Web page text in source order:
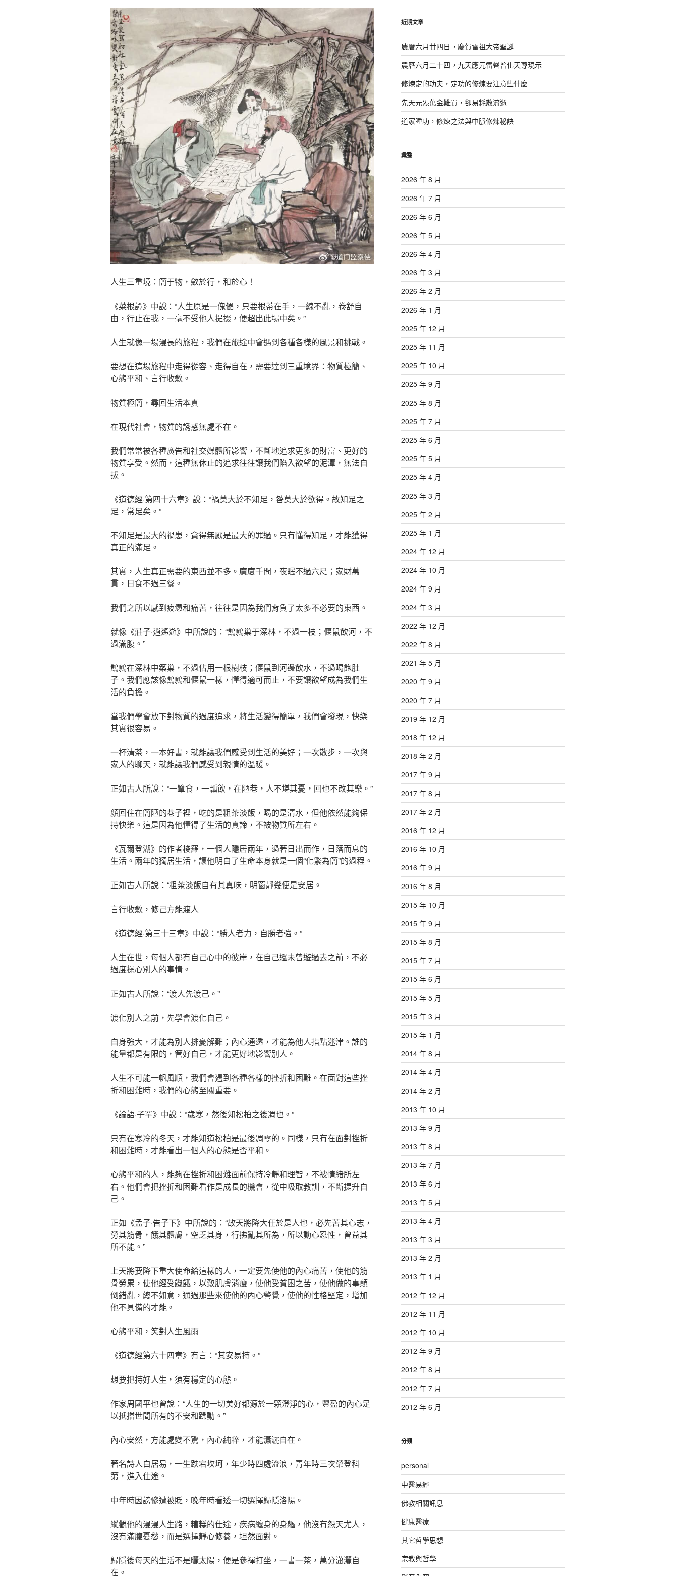
人生三重境：簡于物，斂於行，和於心！
《菜根譚》中說：“人生原是一傀儡，只要根蒂在手，一線不亂，卷舒自
由，行止在我，一毫不受他人提掇，便超出此場中矣。”
人生就像一場漫長的旅程，我們在旅途中會遇到各種各樣的風景和挑戰。
要想在這場旅程中走得從容、走得自在，需要達到三重境界：物質極簡、
心態平和、言行收斂。
物質極簡，尋回生活本真
在現代社會，物質的誘惑無處不在。
我們常常被各種廣告和社交媒體所影響，不斷地追求更多的財富、更好的
物質享受。然而，這種無休止的追求往往讓我們陷入欲望的泥潭，無法自
拔。
《道德經·第四十六章》說：“禍莫大於不知足，咎莫大於欲得。故知足之
足，常足矣。”
不知足是最大的禍患，貪得無厭是最大的罪過。只有懂得知足，才能獲得
真正的滿足。
其實，人生真正需要的東西並不多。廣廈千間，夜眠不過六尺；家財萬
貫，日食不過三餐。
我們之所以感到疲憊和痛苦，往往是因為我們背負了太多不必要的東西。
就像《莊子·逍遙遊》中所說的：“鷦鷯巢于深林，不過一枝；偃鼠飲河，不
過滿腹。”
鷦鷯在深林中築巢，不過佔用一根樹枝；偃鼠到河邊飲水，不過喝飽肚
子。我們應該像鷦鷯和偃鼠一樣，懂得適可而止，不要讓欲望成為我們生
活的負擔。
當我們學會放下對物質的過度追求，將生活變得簡單，我們會發現，快樂
其實很容易。
一杯清茶，一本好書，就能讓我們感受到生活的美好；一次散步，一次與
家人的聊天，就能讓我們感受到親情的溫暖。
正如古人所說：“一簞食，一瓢飲，在陋巷，人不堪其憂，回也不改其樂。”
顏回住在簡陋的巷子裡，吃的是粗茶淡飯，喝的是清水，但他依然能夠保
持快樂。這是因為他懂得了生活的真諦，不被物質所左右。
《瓦爾登湖》的作者梭羅，一個人隱居兩年，過著日出而作，日落而息的
生活。兩年的獨居生活，讓他明白了生命本身就是一個“化繁為簡”的過程。
正如古人所說：“粗茶淡飯自有其真味，明窗靜幾便是安居。
言行收斂，修己方能渡人
《道德經·第三十三章》中說：“勝人者力，自勝者強。”
人生在世，每個人都有自己心中的彼岸，在自己還未曾遊過去之前，不必
過度操心別人的事情。
正如古人所說：“渡人先渡己。”
渡化別人之前，先學會渡化自己。
自身強大，才能為別人排憂解難；內心通透，才能為他人指點迷津。誰的
能量都是有限的，管好自己，才能更好地影響別人。
人生不可能一帆風順，我們會遇到各種各樣的挫折和困難。在面對這些挫
折和困難時，我們的心態至關重要。
《論語·子罕》中說：“歲寒，然後知松柏之後凋也。”
只有在寒冷的冬天，才能知道松柏是最後凋零的。同樣，只有在面對挫折
和困難時，才能看出一個人的心態是否平和。
心態平和的人，能夠在挫折和困難面前保持冷靜和理智，不被情緒所左
右。他們會把挫折和困難看作是成長的機會，從中吸取教訓，不斷提升自
己。
正如《孟子·告子下》中所說的：“故天將降大任於是人也，必先苦其心志，
勞其筋骨，餓其體膚，空乏其身，行拂亂其所為，所以動心忍性，曾益其
所不能。”
上天將要降下重大使命給這樣的人，一定要先使他的內心痛苦，使他的筋
骨勞累，使他經受饑餓，以致肌膚消瘦，使他受貧困之苦，使他做的事顛
倒錯亂，總不如意，通過那些來使他的內心警覺，使他的性格堅定，增加
他不具備的才能。
心態平和，笑對人生風雨
《道德經第六十四章》有言：“其安易持。”
想要把持好人生，須有穩定的心態。
作家周國平也曾說：“人生的一切美好都源於一顆澄淨的心，豐盈的內心足
以抵擋世間所有的不安和躁動。”
內心安然，方能處變不驚，內心純粹，才能瀟灑自在。
著名詩人白居易，一生跌宕坎坷，年少時四處流浪，青年時三次榮登科
第，進入仕途。
中年時因謗慘遭被貶，晚年時看透一切選擇歸隱洛陽。
縱觀他的漫漫人生路，糟糕的仕途，疾病纏身的身軀，他沒有怨天尤人，
沒有滿腹憂愁，而是選擇靜心修養，坦然面對。
歸隱後每天的生活不是曬太陽，便是參禪打坐，一書一茶，萬分瀟灑自
在。
字:
近期文章
農曆六月廿四日，慶賀雷祖大帝聖誕
農曆六月二十四，九天應元雷聲普化天尊現示
修煉定的功夫，定功的修煉要注意些什麼
先天元炁萬金難買，卻易耗散流逝
道家睡功，修煉之法與中脈修煉秘訣
彙整
2026 年 8 月
2026 年 7 月
2026 年 6 月
2026 年 5 月
2026 年 4 月
2026 年 3 月
2026 年 2 月
2026 年 1 月
2025 年 12 月
2025 年 11 月
2025 年 10 月
2025 年 9 月
2025 年 8 月
2025 年 7 月
2025 年 6 月
2025 年 5 月
2025 年 4 月
2025 年 3 月
2025 年 2 月
2025 年 1 月
2024 年 12 月
2024 年 10 月
2024 年 9 月
2024 年 3 月
2022 年 12 月
2022 年 8 月
2021 年 5 月
2020 年 9 月
2020 年 7 月
2019 年 12 月
2018 年 12 月
2018 年 2 月
2017 年 9 月
2017 年 8 月
2017 年 2 月
2016 年 12 月
2016 年 10 月
2016 年 9 月
2016 年 8 月
2015 年 10 月
2015 年 9 月
2015 年 8 月
2015 年 7 月
2015 年 6 月
2015 年 5 月
2015 年 3 月
2015 年 1 月
2014 年 8 月
2014 年 4 月
2014 年 2 月
2013 年 10 月
2013 年 9 月
2013 年 8 月
2013 年 7 月
2013 年 6 月
2013 年 5 月
2013 年 4 月
2013 年 3 月
2013 年 2 月
2013 年 1 月
2012 年 12 月
2012 年 11 月
2012 年 10 月
2012 年 9 月
2012 年 8 月
2012 年 7 月
2012 年 6 月
分類
personal
中醫易經
佛教相關訊息
健康醫療
其它哲學思想
宗教與哲學